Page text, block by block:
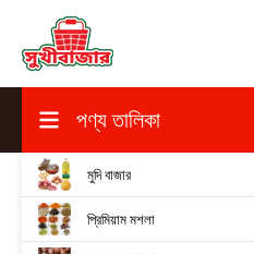
content
পণ্য তালিকা
মুদি বাজার
প্রিমিয়াম মশলা